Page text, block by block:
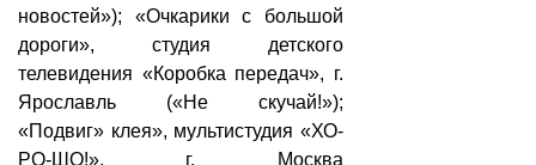
новостей»); «Очкарики с большой
дороги», студия детского
телевидения «Коробка передач», г.
Ярославль («Не скучай!»);
«Подвиг» клея», мультистудия «ХО-
РО-ШО!», г. Москва